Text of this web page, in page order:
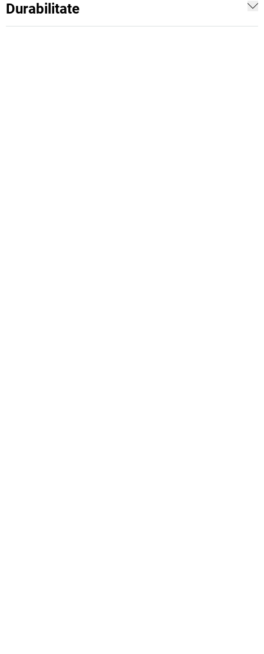
Durabilitate